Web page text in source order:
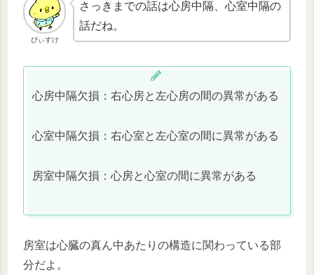
ぴぃすけ
さっきまでの話は心房中隔、心室中隔の
話だね。
心房中隔欠損：右心房と左心房の間の異常がある
心室中隔欠損：右心室と左心室の間に異常がある
房室中隔欠損：心房と心室の間に異常がある
房室は心臓の真ん中あたりの構造に関わっている部
分だよ。